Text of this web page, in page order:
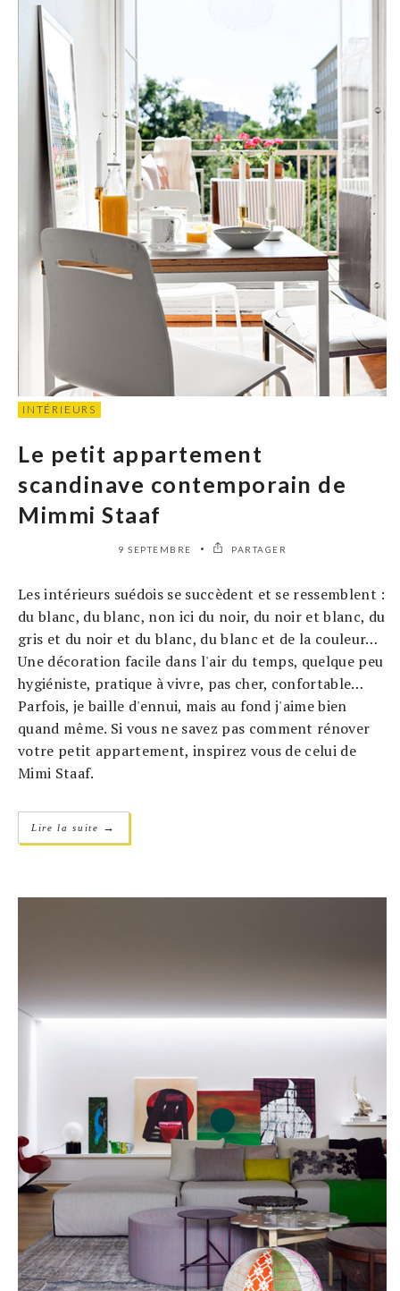
INTÉRIEURS
Le petit appartement
scandinave contemporain de
Mimmi Staaf
9 SEPTEMBRE PARTAGER
Les intérieurs suédois se succèdent et se ressemblent :
du blanc, du blanc, non ici du noir, du noir et blanc, du
gris et du noir et du blanc, du blanc et de la couleur…
Une décoration facile dans l'air du temps, quelque peu
hygiéniste, pratique à vivre, pas cher, confortable…
Parfois, je baille d'ennui, mais au fond j'aime bien
quand même. Si vous ne savez pas comment rénover
votre petit appartement, inspirez vous de celui de
Mimi Staaf.
Lire la suite →